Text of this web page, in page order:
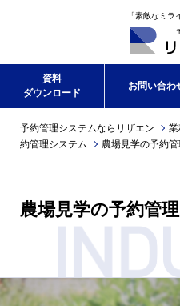
「素敵なミラ
資料
ダウンロード
お問い合わ
予約管理システムならリザエン
約管理システム
農場見学の予約
農場見学の予約管